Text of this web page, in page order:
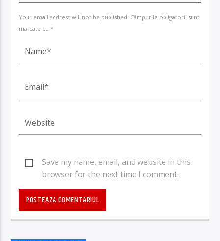
Your email address will not be published. Câmpurile obligatorii sunt
marcate cu *
Save my name, email, and website in this
browser for the next time I comment.